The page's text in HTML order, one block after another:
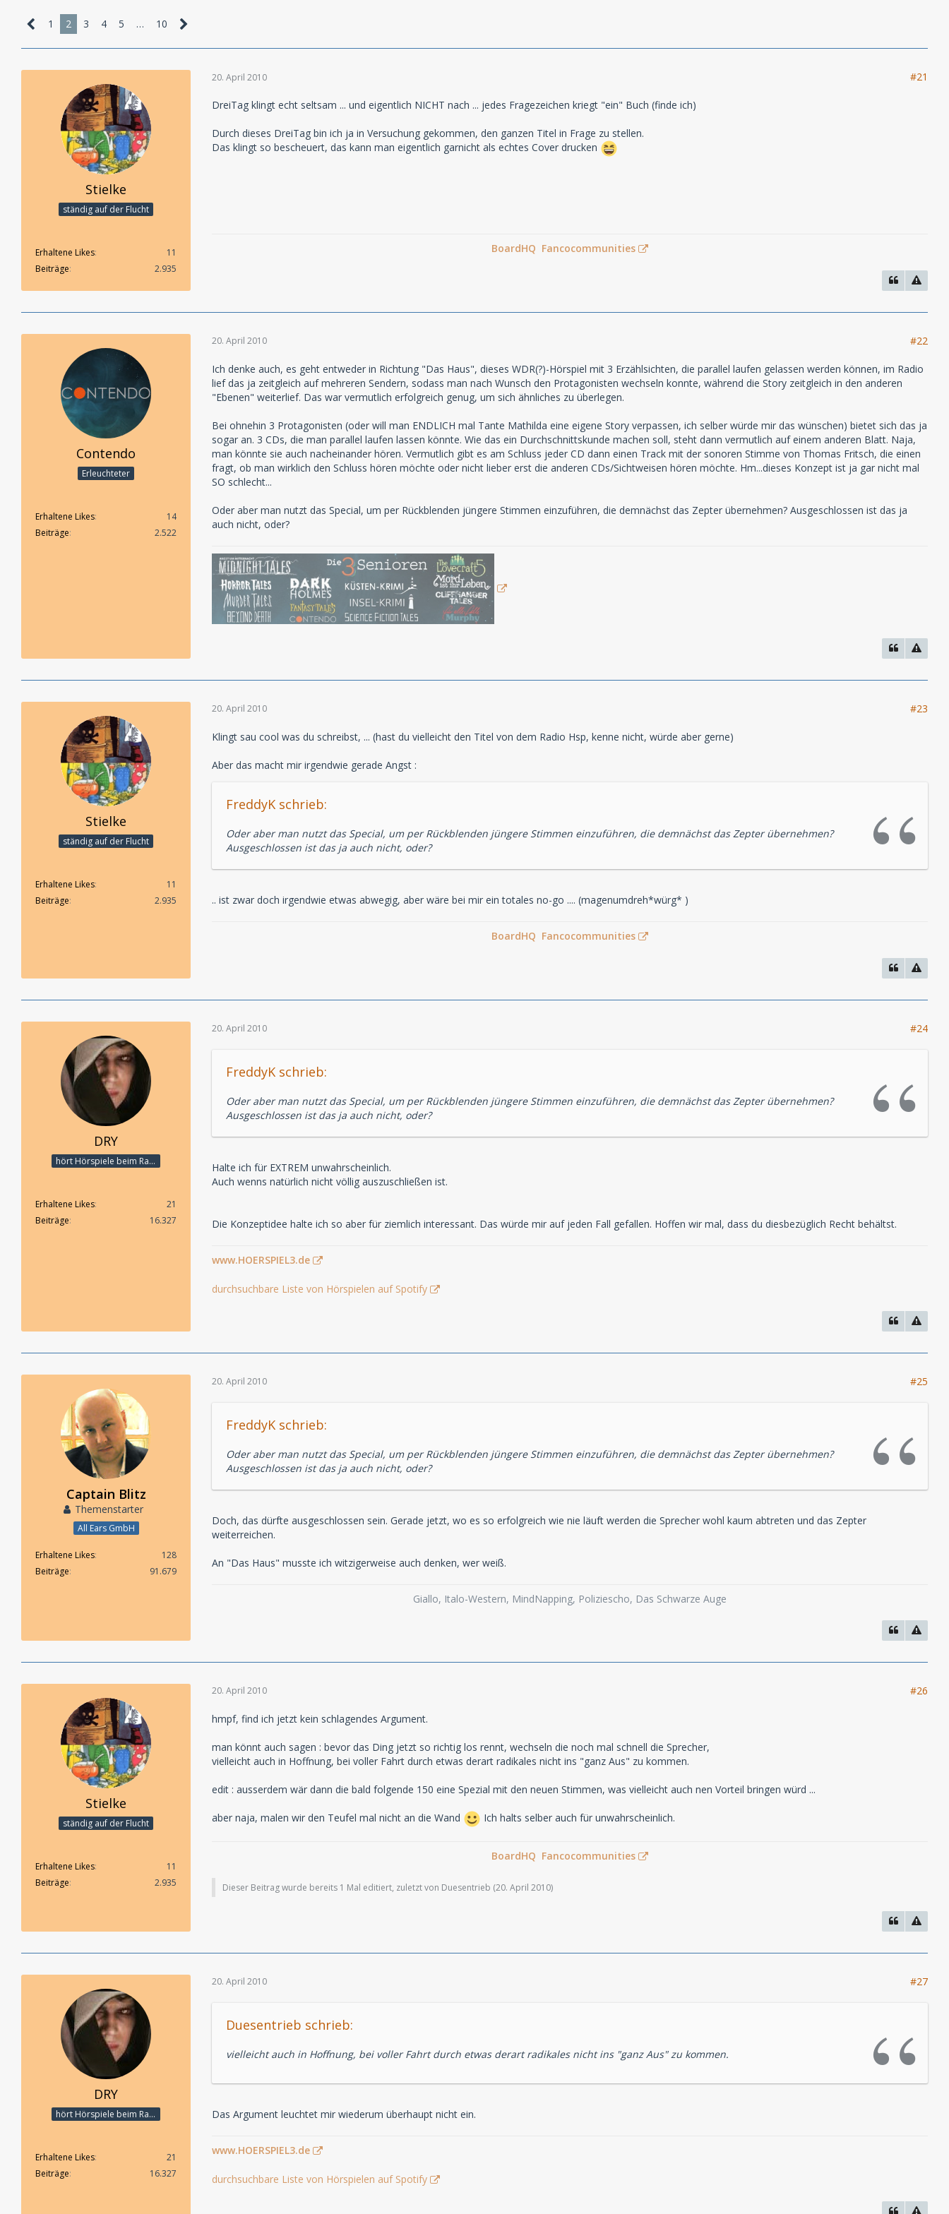
1 2 3 4 5 … 10
Stielke
ständig auf der Flucht
Erhaltene Likes
11
Beiträge
2.935
20. April 2010 #21
DreiTag klingt echt seltsam ... und eigentlich NICHT nach ... jedes Fragezeichen kriegt "ein" Buch (finde ich)
Durch dieses DreiTag bin ich ja in Versuchung gekommen, den ganzen Titel in Frage zu stellen.
Das klingt so bescheuert, das kann man eigentlich garnicht als echtes Cover drucken
BoardHQ Fancocommunities
Contendo
Erleuchteter
Erhaltene Likes
14
Beiträge
2.522
20. April 2010 #22
Ich denke auch, es geht entweder in Richtung "Das Haus", dieses WDR(?)-Hörspiel mit 3 Erzählsichten, die parallel laufen gelassen werden können, im Radio
lief das ja zeitgleich auf mehreren Sendern, sodass man nach Wunsch den Protagonisten wechseln konnte, während die Story zeitgleich in den anderen
"Ebenen" weiterlief. Das war vermutlich erfolgreich genug, um sich ähnliches zu überlegen.
Bei ohnehin 3 Protagonisten (oder will man ENDLICH mal Tante Mathilda eine eigene Story verpassen, ich selber würde mir das wünschen) bietet sich das ja
sogar an. 3 CDs, die man parallel laufen lassen könnte. Wie das ein Durchschnittskunde machen soll, steht dann vermutlich auf einem anderen Blatt. Naja,
man könnte sie auch nacheinander hören. Vermutlich gibt es am Schluss jeder CD dann einen Track mit der sonoren Stimme von Thomas Fritsch, die einen
fragt, ob man wirklich den Schluss hören möchte oder nicht lieber erst die anderen CDs/Sichtweisen hören möchte. Hm...dieses Konzept ist ja gar nicht mal
SO schlecht...
Oder aber man nutzt das Special, um per Rückblenden jüngere Stimmen einzuführen, die demnächst das Zepter übernehmen? Ausgeschlossen ist das ja
auch nicht, oder?
Stielke
ständig auf der Flucht
Erhaltene Likes
11
Beiträge
2.935
20. April 2010 #23
Klingt sau cool was du schreibst, ... (hast du vielleicht den Titel von dem Radio Hsp, kenne nicht, würde aber gerne)
Aber das macht mir irgendwie gerade Angst :
FreddyK schrieb:
Oder aber man nutzt das Special, um per Rückblenden jüngere Stimmen einzuführen, die demnächst das Zepter übernehmen?
Ausgeschlossen ist das ja auch nicht, oder?
.. ist zwar doch irgendwie etwas abwegig, aber wäre bei mir ein totales no-go .... (magenumdreh*würg* )
BoardHQ Fancocommunities
DRY
hört Hörspiele beim Rasenmähen
Erhaltene Likes
21
Beiträge
16.327
20. April 2010 #24
FreddyK schrieb:
Oder aber man nutzt das Special, um per Rückblenden jüngere Stimmen einzuführen, die demnächst das Zepter übernehmen?
Ausgeschlossen ist das ja auch nicht, oder?
Halte ich für EXTREM unwahrscheinlich.
Auch wenns natürlich nicht völlig auszuschließen ist.
Die Konzeptidee halte ich so aber für ziemlich interessant. Das würde mir auf jeden Fall gefallen. Hoffen wir mal, dass du diesbezüglich Recht behältst.
www.HOERSPIEL3.de
durchsuchbare Liste von Hörspielen auf Spotify
Captain Blitz
Themenstarter
All Ears GmbH
Erhaltene Likes
128
Beiträge
91.679
20. April 2010 #25
FreddyK schrieb:
Oder aber man nutzt das Special, um per Rückblenden jüngere Stimmen einzuführen, die demnächst das Zepter übernehmen?
Ausgeschlossen ist das ja auch nicht, oder?
Doch, das dürfte ausgeschlossen sein. Gerade jetzt, wo es so erfolgreich wie nie läuft werden die Sprecher wohl kaum abtreten und das Zepter
weiterreichen.
An "Das Haus" musste ich witzigerweise auch denken, wer weiß.
Giallo, Italo-Western, MindNapping, Poliziescho, Das Schwarze Auge
Stielke
ständig auf der Flucht
Erhaltene Likes
11
Beiträge
2.935
20. April 2010 #26
hmpf, find ich jetzt kein schlagendes Argument.
man könnt auch sagen : bevor das Ding jetzt so richtig los rennt, wechseln die noch mal schnell die Sprecher,
vielleicht auch in Hoffnung, bei voller Fahrt durch etwas derart radikales nicht ins "ganz Aus" zu kommen.
edit : ausserdem wär dann die bald folgende 150 eine Spezial mit den neuen Stimmen, was vielleicht auch nen Vorteil bringen würd ...
aber naja, malen wir den Teufel mal nicht an die Wand Ich halts selber auch für unwahrscheinlich.
BoardHQ Fancocommunities
Dieser Beitrag wurde bereits 1 Mal editiert, zuletzt von Duesentrieb (20. April 2010)
DRY
hört Hörspiele beim Rasenmähen
Erhaltene Likes
21
Beiträge
16.327
20. April 2010 #27
Duesentrieb schrieb:
vielleicht auch in Hoffnung, bei voller Fahrt durch etwas derart radikales nicht ins "ganz Aus" zu kommen.
Das Argument leuchtet mir wiederum überhaupt nicht ein.
www.HOERSPIEL3.de
durchsuchbare Liste von Hörspielen auf Spotify